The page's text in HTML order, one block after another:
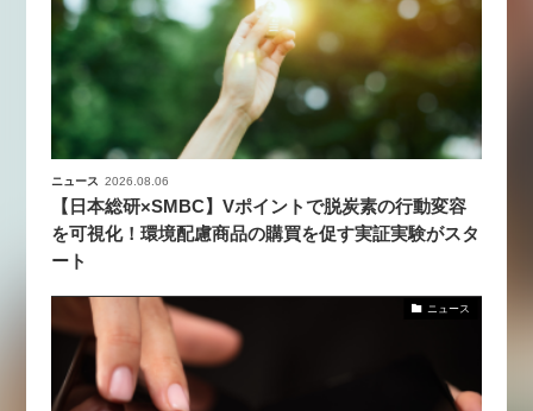
ニュース 2026.08.06
【日本総研×SMBC】Vポイントで脱炭素の行動変容
を可視化！環境配慮商品の購買を促す実証実験がスタ
ート
ニュース